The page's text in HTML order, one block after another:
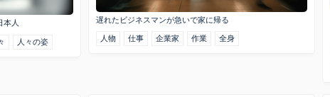
本人
人々の姿
遅れたビジネスマンが急いで家に帰る
人物
仕事 企業家 作業 全身